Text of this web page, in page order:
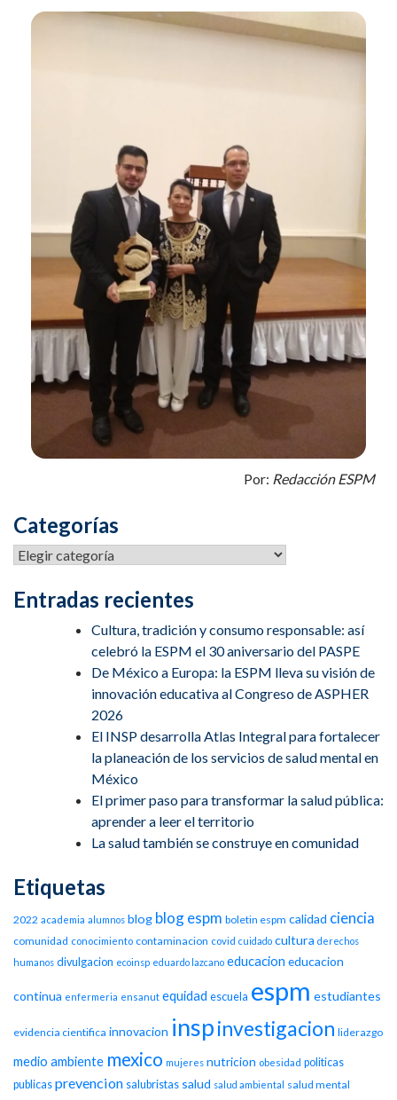
Por: Redacción ESPM
Categorías
Entradas recientes
Cultura, tradición y consumo responsable: así
celebró la ESPM el 30 aniversario del PASPE
De México a Europa: la ESPM lleva su visión de
innovación educativa al Congreso de ASPHER
2026
El INSP desarrolla Atlas Integral para fortalecer
la planeación de los servicios de salud mental en
México
El primer paso para transformar la salud pública:
aprender a leer el territorio
La salud también se construye en comunidad
Etiquetas
2022 academia alumnos blog blog espm boletin espm calidad ciencia
comunidad conocimiento contaminacion covid cuidado cultura derechos
humanos divulgacion ecoinsp eduardo lazcano educacion educacion
continua enfermeria ensanut equidad escuela espm estudiantes
evidencia cientifica innovacion inspinvestigacion liderazgo
medio ambiente mexico mujeres nutricion obesidad politicas
publicas prevencion salubristas salud salud ambiental salud mental